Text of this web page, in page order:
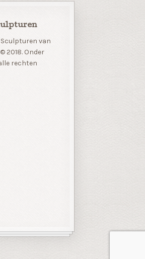
van
2018. Onder
rechten